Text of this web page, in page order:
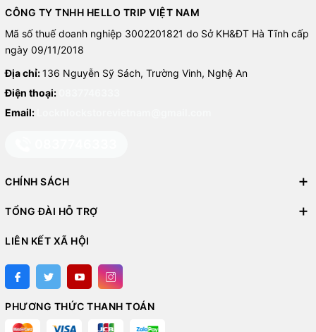
CÔNG TY TNHH HELLO TRIP VIỆT NAM
Mã số thuế doanh nghiệp 3002201821 do Sở KH&ĐT Hà Tĩnh cấp
ngày 09/11/2018
Địa chỉ:136 Nguyễn Sỹ Sách, Trường Vinh, Nghệ An
Điện thoại:
Email:
CHÍNH SÁCH
TỔNG ĐÀI HỖ TRỢ
LIÊN KẾT XÃ HỘI
PHƯƠNG THỨC THANH TOÁN